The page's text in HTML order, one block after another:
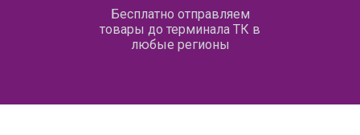
Бесплатно отправляем
товары до терминала ТК в
любые регионы